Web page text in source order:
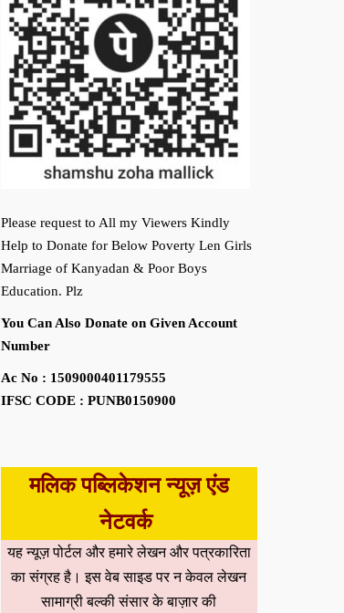
Please request to All my Viewers Kindly
Help to Donate for Below Poverty Len Girls
Marriage of Kanyadan & Poor Boys
Education. Plz
You Can Also Donate on Given Account
Number
Ac No : 1509000401179555
IFSC CODE : PUNB0150900
मलिक पब्लिकेशन न्यूज़ एंड
नेटवर्क
यह न्यूज़ पोर्टल और हमारे लेखन और पत्रकारिता
का संग्रह है। इस वेब साइड पर न केवल लेखन
सामाग्री बल्की संसार के बाज़ार की